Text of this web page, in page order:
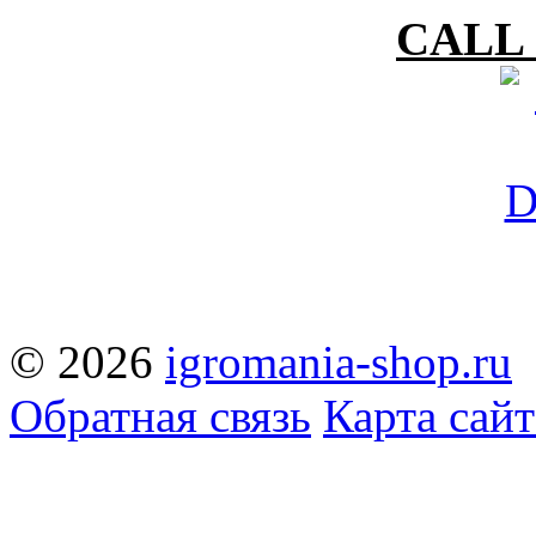
CALL
© 2026 igromania-shop.ru
Обратная связь Карта